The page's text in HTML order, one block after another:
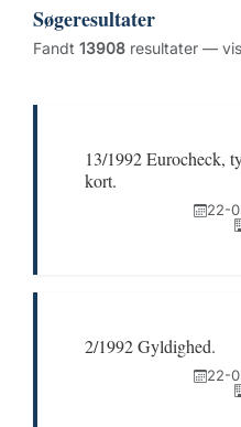
Søgeresultater
Fandt 13908 resultater —
13/1992 Eurocheck,
kort.
22-
2/1992 Gyldighed.
22-